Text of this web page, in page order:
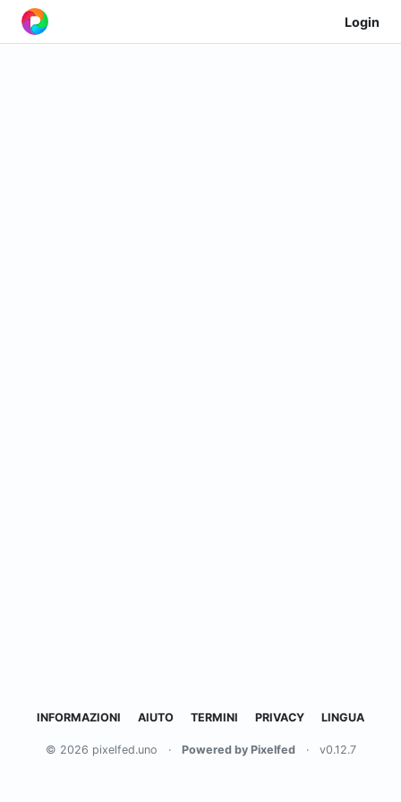
Login
INFORMAZIONI AIUTO TERMINI PRIVACY LINGUA
© 2026 pixelfed.uno · Powered by Pixelfed · v0.12.7